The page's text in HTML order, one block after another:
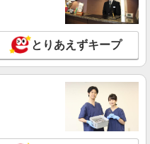
とりあえずキープ